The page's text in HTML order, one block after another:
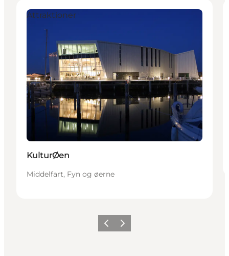
Attraktioner
KulturØen
Middelfart, Fyn og øerne
ForrigeNæste